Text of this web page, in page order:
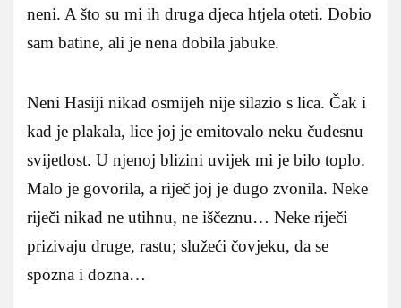
neni. A što su mi ih druga djeca htjela oteti. Dobio
sam batine, ali je nena dobila jabuke.
Neni Hasiji nikad osmijeh nije silazio s lica. Čak i
kad je plakala, lice joj je emitovalo neku čudesnu
svijetlost. U njenoj blizini uvijek mi je bilo toplo.
Malo je govorila, a riječ joj je dugo zvonila. Neke
riječi nikad ne utihnu, ne iščeznu… Neke riječi
prizivaju druge, rastu; služeći čovjeku, da se
spozna i dozna…